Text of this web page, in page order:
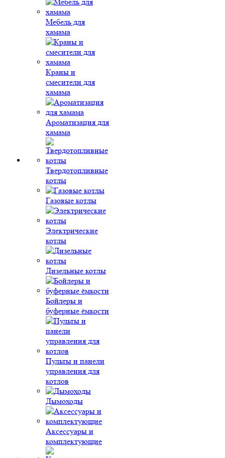
Мебель для
хамама
Краны и
смесители для
хамама
Ароматизация для
хамама
Твердотопливные
котлы
Газовые котлы
Электрические
котлы
Дизельные котлы
Бойлеры и
буферные ёмкости
Пульты и панели
управления для
котлов
Дымоходы
Аксессуары и
комплектующие